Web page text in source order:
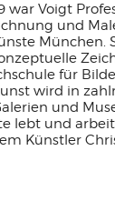
war Voigt
und
München.
für
wird in
und
lebt und
Künstler